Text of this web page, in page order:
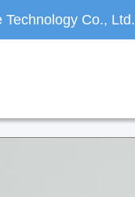
Co., Ltd.